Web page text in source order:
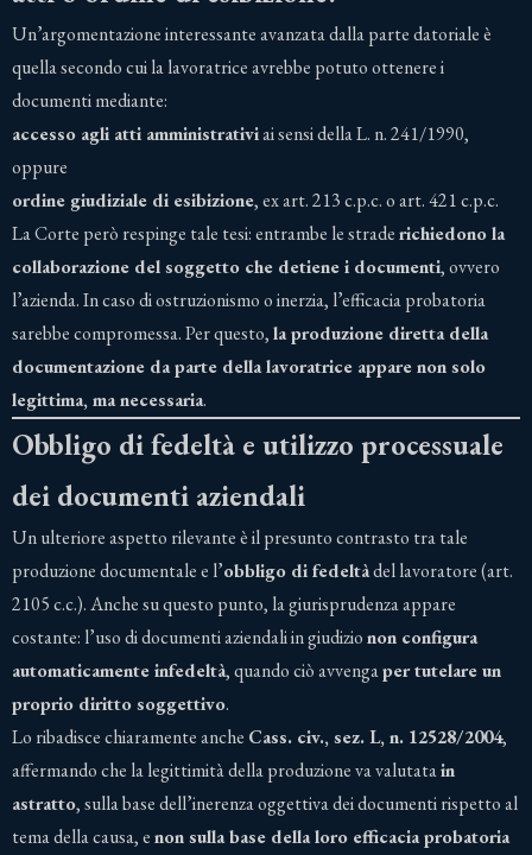
Un’argomentazione interessante avanzata dalla parte datoriale è
quella secondo cui la lavoratrice avrebbe potuto ottenere i
documenti mediante:
accesso agli atti amministrativiai sensi della L. n. 241/1990,
oppure
ordine giudiziale di esibizione, ex art. 213 c.p.c. o art. 421 c.p.c.
La Corte però respinge tale tesi: entrambe le straderichiedono la
collaborazione del soggetto che detiene i documenti, ovvero
l’azienda. In caso di ostruzionismo o inerzia, l’efficacia probatoria
sarebbe compromessa. Per questo,la produzione diretta della
documentazione da parte della lavoratrice appare non solo
legittima, ma necessaria.
Obbligo di fedeltà e utilizzo processuale
dei documenti aziendali
Un ulteriore aspetto rilevante è il presunto contrasto tra tale
produzione documentale e l’obbligo di fedeltàdel lavoratore (art.
2105 c.c.). Anche su questo punto, la giurisprudenza appare
costante: l’uso di documenti aziendali in giudizionon configura
automaticamente infedeltà, quando ciò avvengaper tutelare un
proprio diritto soggettivo.
Lo ribadisce chiaramente anche Cass. civ., sez. L, n. 12528/2004,
affermando che la legittimità della produzione va valutatain
astratto, sulla base dell’inerenza oggettiva dei documenti rispetto al
tema della causa, enon sulla base della loro efficacia probatoria